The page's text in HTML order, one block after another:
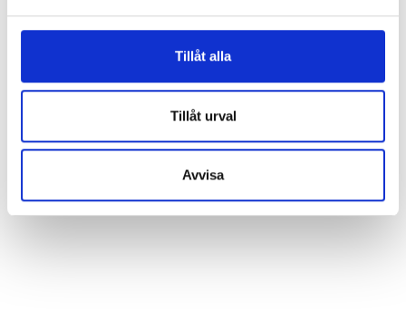
Tillåt alla
Tillåt urval
Avvisa